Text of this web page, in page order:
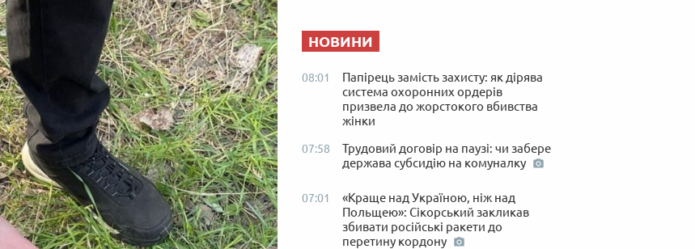
НОВИНИ
08:01
Папірець замість захисту: як дірява
система охоронних ордерів
призвела до жорстокого вбивства
жінки
07:58
Трудовий договір на паузі: чи забере
держава субсидію на комуналку
07:01
«Краще над Україною, ніж над
Польщею»: Сікорський закликав
збивати російські ракети до
перетину кордону